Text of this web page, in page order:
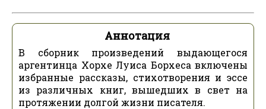
Аннотация
В сборник произведений выдающегося
аргентинца Хорхе Луиса Борхеса включены
избранные рассказы, стихотворения и эссе
из различных книг, вышедших в свет на
протяжении долгой жизни писателя.